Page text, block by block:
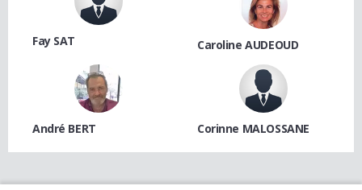
Fay SAT Caroline AUDEOUD
André BERT Corinne MALOSSANE